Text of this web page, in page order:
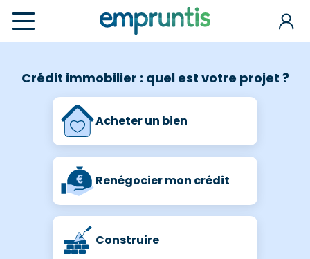
Crédit immobilier : quel est votre projet ?
Acheter un bien
Renégocier mon crédit
Construire